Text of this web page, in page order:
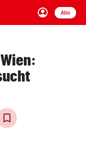
account_circle
Anmelden
Abo
close Schließen
arrow_right
arrow_right